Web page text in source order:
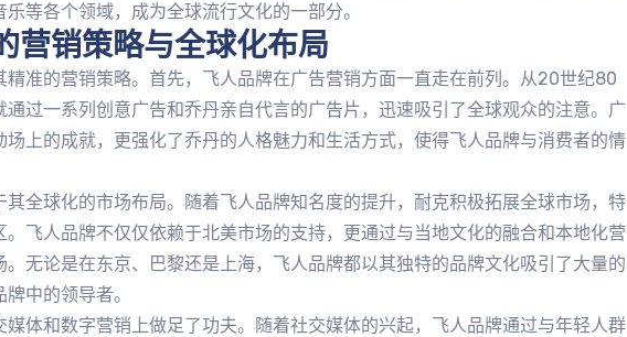
等各个领域，成为全球流行文化的一部分。
营销策略与全球化布局
精准的营销策略。首先，飞人品牌在广告营销方面一直走在前列。从20世纪80
过一系列创意广告和乔丹亲自代言的广告片，迅速吸引了全球观众的注意。广
场上的成就，更强化了乔丹的人格魅力和生活方式，使得飞人品牌与消费者的情
其全球化的市场布局。随着飞人品牌知名度的提升，耐克积极拓展全球市场，特
。飞人品牌不仅仅依赖于北美市场的支持，更通过与当地文化的融合和本地化营
无论是在东京、巴黎还是上海，飞人品牌都以其独特的品牌文化吸引了大量的
中的领导者。
媒体和数字营销上做足了功夫。随着社交媒体的兴起，飞人品牌通过与年轻人群